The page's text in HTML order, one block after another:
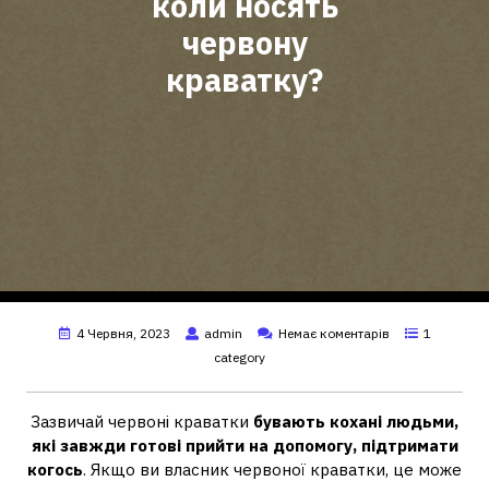
червону
краватку?
4 Червня, 2023 admin Немає коментарів
1
category
Зазвичай червоні краватки бувають кохані людьми,
які завжди готові прийти на допомогу, підтримати
когось. Якщо ви власник червоної краватки, це може